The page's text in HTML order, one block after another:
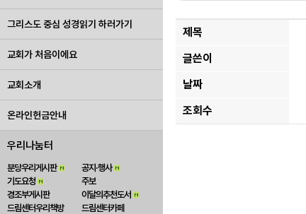
그리스도 중심 성경읽기 하러가기
교회가 처음이에요
교회소개
온라인헌금안내
우리나눔터
분당우리게시판
공지·행사
기도요청
주보
경조부게시판
이달의추천도서
드림센터우리책방
드림센터카페
제목
글쓴이
날짜
조회수